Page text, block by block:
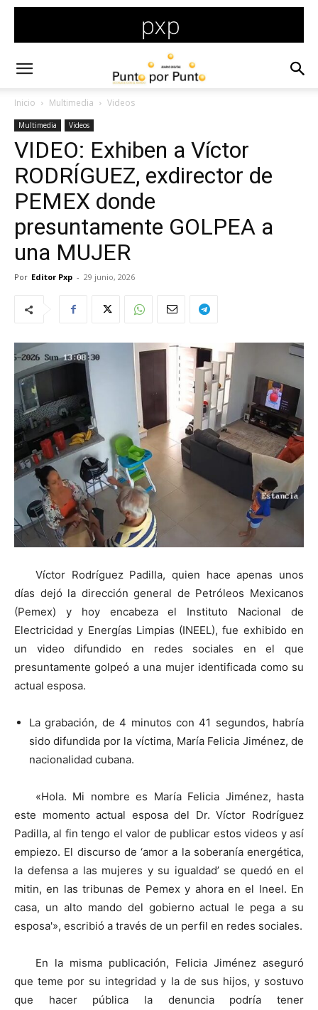
Inicio Multimedia Videos
Multimedia Videos
VIDEO: Exhiben a Víctor
RODRÍGUEZ, exdirector de
PEMEX donde
presuntamente GOLPEA a
una MUJER
Por Editor Pxp - 29 junio, 2026
Víctor Rodríguez Padilla, quien hace apenas unos
días dejó la dirección general de Petróleos Mexicanos
(Pemex) y hoy encabeza el Instituto Nacional de
Electricidad y Energías Limpias (INEEL), fue exhibido en
un video difundido en redes sociales en el que
presuntamente golpeó a una mujer identificada como su
actual esposa.
La grabación, de 4 minutos con 41 segundos, habría
sido difundida por la víctima, María Felicia Jiménez, de
nacionalidad cubana.
«Hola. Mi nombre es María Felicia Jiménez, hasta
este momento actual esposa del Dr. Víctor Rodríguez
Padilla, al fin tengo el valor de publicar estos videos y así
empiezo. El discurso de ‘amor a la soberanía energética,
la defensa a las mujeres y su igualdad’ se quedó en el
mitin, en las tribunas de Pemex y ahora en el Ineel. En
casa, un alto mando del gobierno actual le pega a su
esposa'», escribió a través de un perfil en redes sociales.
En la misma publicación, Felicia Jiménez aseguró
que teme por su integridad y la de sus hijos, y sostuvo
que hacer pública la denuncia podría tener